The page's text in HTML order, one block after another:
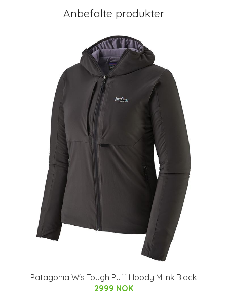
Anbefalte produkter
Patagonia W's Tough Puff Hoody M Ink Black
2999 NOK